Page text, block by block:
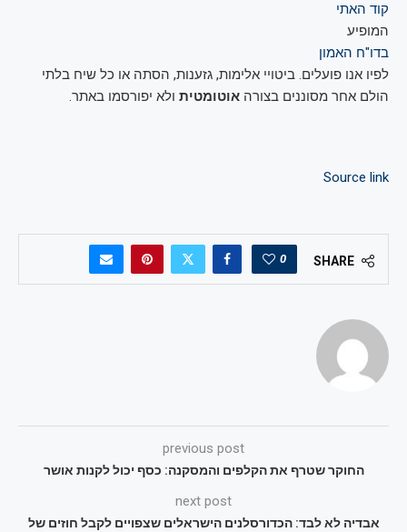
קוד האתי
המופיע
בדו"ח האמון
לפיו אנו פועלים. ביטויי אלימות, גזענות, הסתה או כל שיח בלתי
הולם אחר מסוננים בצורה אוטומטית ולא יפורסמו באתר.
Source link
SHARE
0
previous post
החוקר שטרף את הקלפים והמסקנה: כסף יכול לקנות אושר
next post
אבדיה לא לבד: הכדורסלנים הישראלים שצפויים לקבל חוזים של